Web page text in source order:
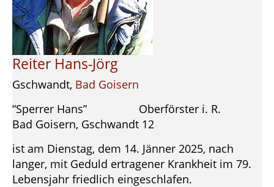
Reiter Hans-Jörg
Gschwandt, Bad Goisern
“Sperrer Hans” Oberförster i. R.
Bad Goisern, Gschwandt 12
ist am Dienstag, dem 14. Jänner 2025, nach
langer, mit Geduld ertragener Krankheit im 79.
Lebensjahr friedlich eingeschlafen.